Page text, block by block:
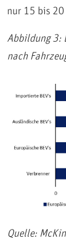
nur 15 bis 20
Abbildung 3:
nach
Quelle: